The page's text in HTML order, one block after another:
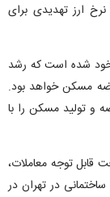
ارز تهدیدی برای
خود شده است که رشد
مسکن خواهد بود.
و تولید مسکن را با
قابل توجه معاملات،
در تهران در